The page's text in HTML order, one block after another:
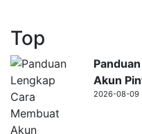
Top
Akun
2026-08-09